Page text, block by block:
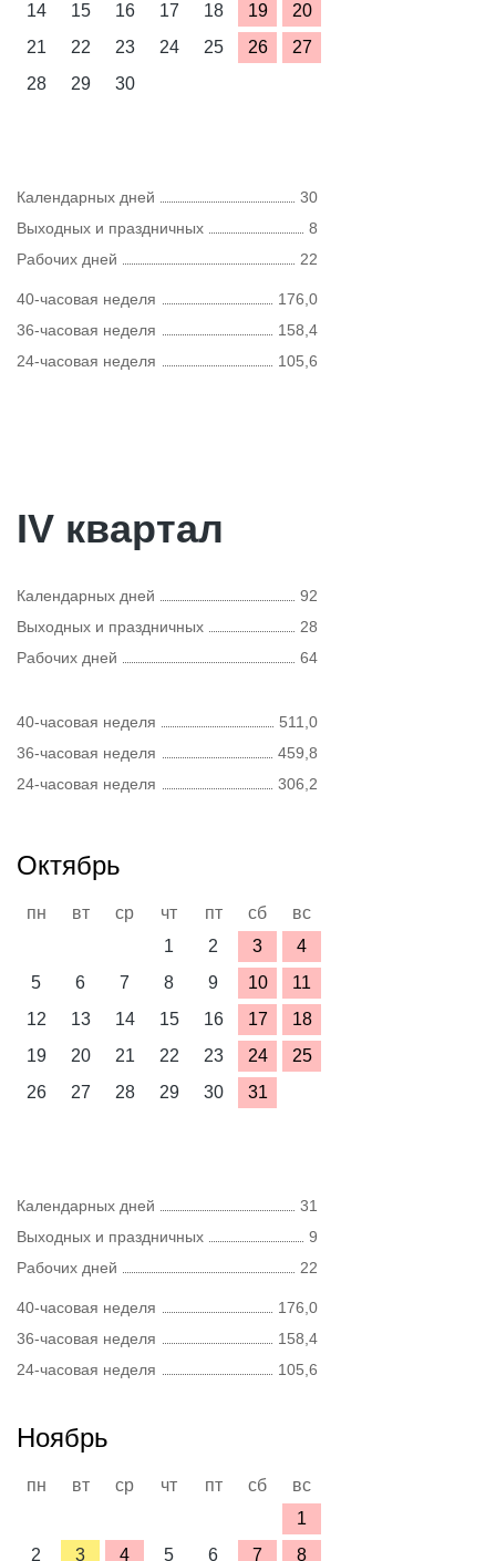
14
15 16 17 18 19
20
21
22 23 24 25 26
27
28
29 30
Календарных дней
30
Выходных и праздничных
8
Рабочих дней
22
40-часовая неделя
176,0
36-часовая неделя
158,4
24-часовая неделя
105,6
IV квартал
Календарных дней
92
Выходных и праздничных
28
Рабочих дней
64
40-часовая неделя
511,0
36-часовая неделя
459,8
24-часовая неделя
306,2
Октябрь
пн вт ср чт пт сб
вс
1
2 3
4
5
6 7 8 9 10
11
12
13 14 15 16 17
18
19
20 21 22 23 24
25
26
27 28 29 30 31
Календарных дней
31
Выходных и праздничных
9
Рабочих дней
22
40-часовая неделя
176,0
36-часовая неделя
158,4
24-часовая неделя
105,6
Ноябрь
пн вт ср чт пт сб
вс
1
2
3 4 5 6 7 8